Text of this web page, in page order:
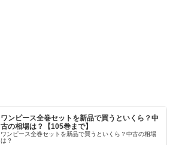
ワンピース全巻セットを新品で買うといくら？中
古の相場は？【105巻まで】
ワンピース全巻セットを新品で買うといくら？中古の相場
は？